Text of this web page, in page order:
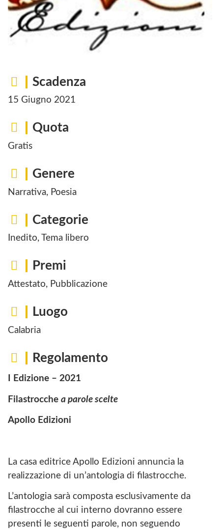
Scadenza
15 Giugno 2021
Quota
Gratis
Genere
Narrativa, Poesia
Categorie
Inedito, Tema libero
Premi
Attestato, Pubblicazione
Luogo
Calabria
Regolamento
I Edizione – 2021
Filastrocche a parole scelte
Apollo Edizioni
La casa editrice Apollo Edizioni annuncia la
realizzazione di un’antologia di filastrocche.
L’antologia sarà composta esclusivamente da
filastrocche al cui interno dovranno essere
presenti le seguenti parole, non seguendo